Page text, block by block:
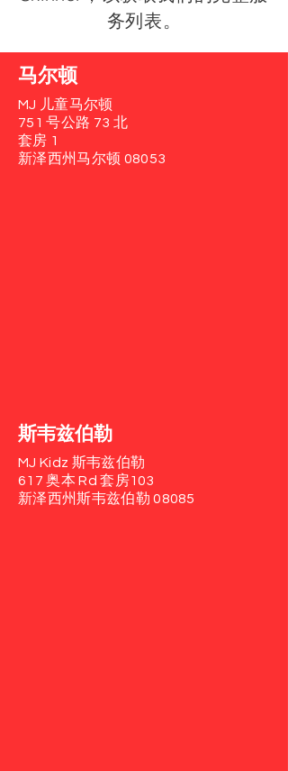
务列表。
马尔顿
MJ 儿童马尔顿
751 号公路 73 北
套房 1
新泽西州马尔顿 08053
斯韦兹伯勒
MJ Kidz 斯韦兹伯勒
617 奥本 Rd套房103
新泽西州斯韦兹伯勒 08085